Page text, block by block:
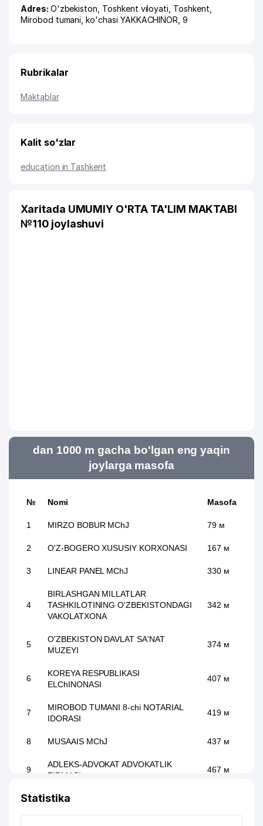
Adres: O'zbekiston, Toshkent viloyati Toshkent
Mirobod tumani ,ko'chasi YAKKACHINOR , 9
Rubrikalar
Maktablar
Kalit so'zlar
education in Tashkent
Xaritada UMUMIY O'RTA TA'LIM MAKTABI
№110 joylashuvi
dan 1000 m gacha bo'lgan eng yaqin
joylarga masofa
№ Nomi Masofa
1 MIRZO BOBUR MChJ 79 м
2 O'Z-BOGERO XUSUSIY KORXONASI 167 м
3 LINEAR PANEL MChJ 330 м
4
BIRLASHGAN MILLATLAR
TASHKILOTINING O'ZBEKISTONDAGI
VAKOLATXONA
342 м
5
O'ZBEKISTON DAVLAT SA'NAT
MUZEYI
374 м
6
KOREYA RESPUBLIKASI
ELChINONASI
407 м
7
MIROBOD TUMANI 8-chi NOTARIAL
IDORASI
419 м
8 MUSAAIS MChJ 437 м
9
ADLEKS-ADVOKAT ADVOKATLIK
FIRMASI
467 м
10 DISTRITECH CENTRAL ASIA MChJ
Statistika